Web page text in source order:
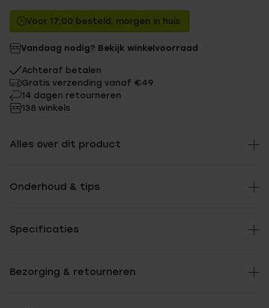
Voor 17:00 besteld, morgen in huis
Vandaag nodig? Bekijk winkelvoorraad
Achteraf betalen
Gratis verzending vanaf €49
14 dagen retourneren
138 winkels
Alles over dit product
Onderhoud & tips
Specificaties
Bezorging & retourneren